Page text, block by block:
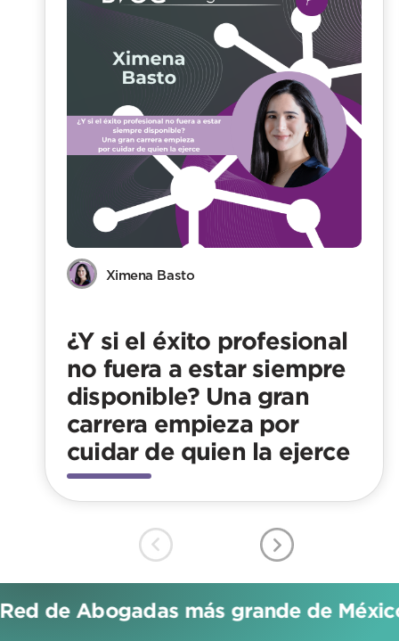
Ximena Basto
¿Y si el éxito profesional
no fuera a estar siempre
disponible? Una gran
carrera empieza por
cuidar de quien la ejerce
de Abogadas más grande de México!